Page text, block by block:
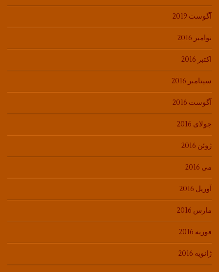
آگوست 2019
نوامبر 2016
اکتبر 2016
سپتامبر 2016
آگوست 2016
جولای 2016
ژوئن 2016
می 2016
آوریل 2016
مارس 2016
فوریه 2016
ژانویه 2016